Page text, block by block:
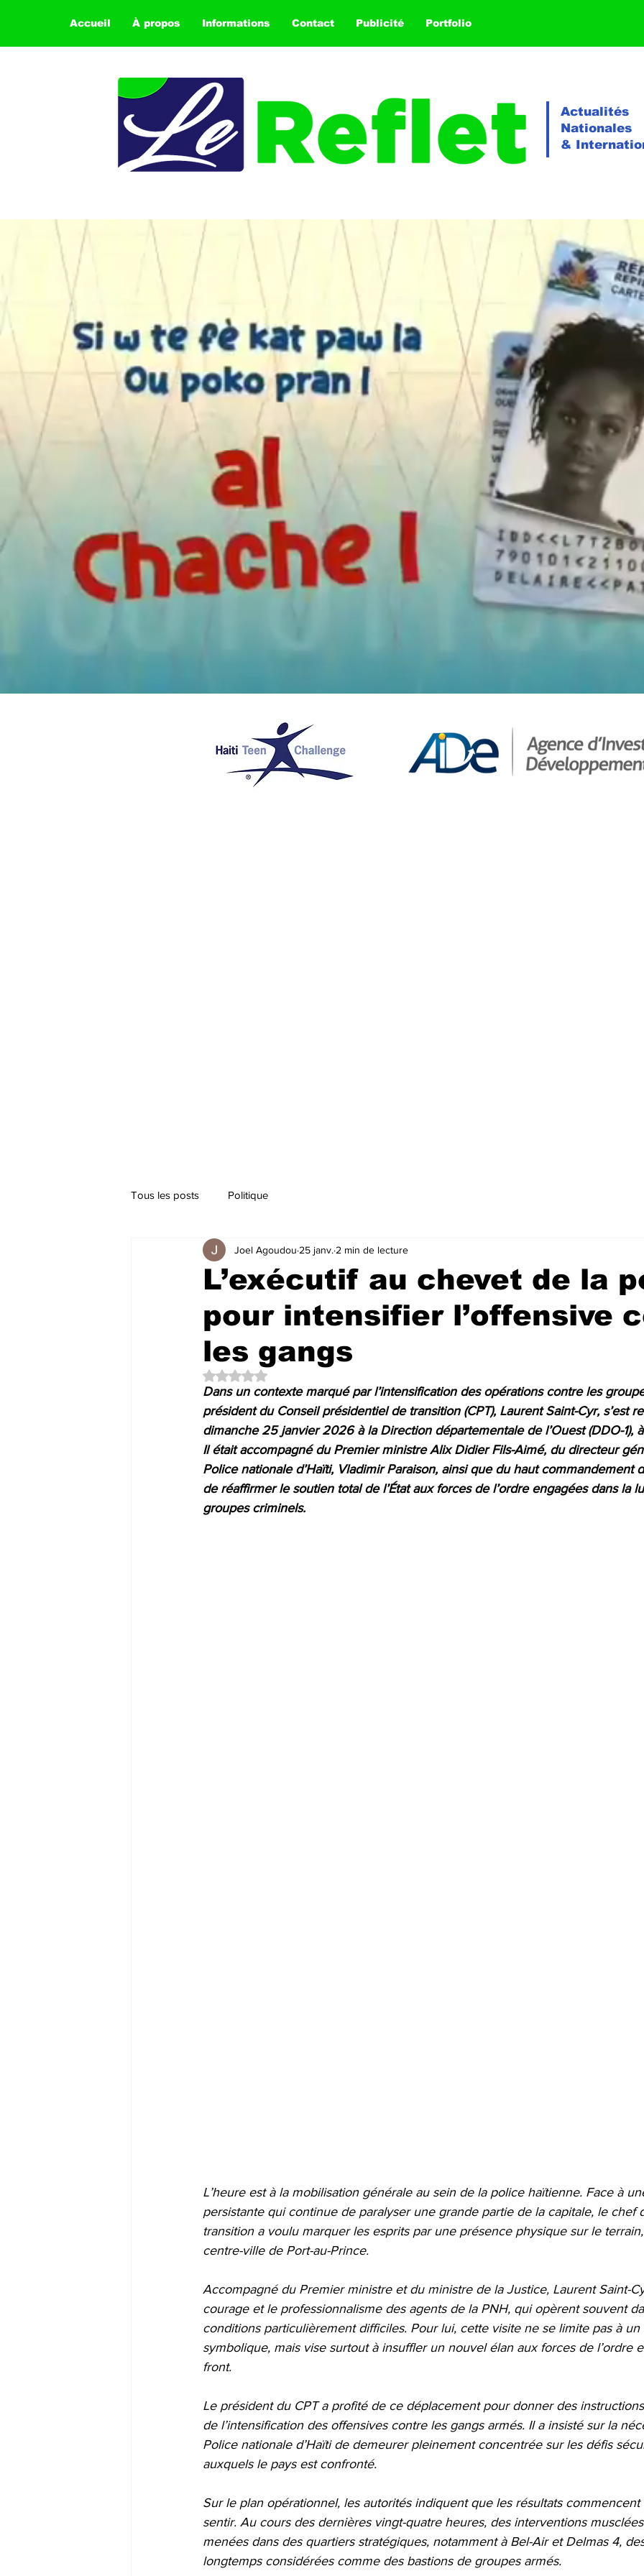
Accueil À propos Informations Contact Publicité Portfolio
Actualités
Nationales
&
Tous les posts Politique
L’exécutif au chevet de la
pour intensifier l’offensive
les gangs
Joel Agoudou 25 janv. 2 min de lecture
Noté NaN étoiles sur 5.
Dans un contexte marqué par l’intensification des opérations contre les
président du Conseil présidentiel de transition (CPT), Laurent Saint-Cyr, s’est
dimanche 25 janvier 2026 à la Direction départementale de l’Ouest (DDO-1),
Il était accompagné du Premier ministre Alix Didier Fils-Aimé, du directeur
Police nationale d’Haïti, Vladimir Paraison, ainsi que du haut commandement
de réaffirmer le soutien total de l’État aux forces de l’ordre engagées dans la
groupes criminels.
L’heure est à la mobilisation générale au sein de la police haïtienne. Face à
persistante qui continue de paralyser une grande partie de la capitale, le chef
transition a voulu marquer les esprits par une présence physique sur le
centre-ville de Port-au-Prince.
Accompagné du Premier ministre et du ministre de la Justice, Laurent Saint-
courage et le professionnalisme des agents de la PNH, qui opèrent souvent
conditions particulièrement difficiles. Pour lui, cette visite ne se limite pas à
symbolique, mais vise surtout à insuffler un nouvel élan aux forces de l’ordre
front.
Le président du CPT a profité de ce déplacement pour donner des
de l’intensification des offensives contre les gangs armés. Il a insisté sur la
Police nationale d’Haïti de demeurer pleinement concentrée sur les défis
auxquels le pays est confronté.
Sur le plan opérationnel, les autorités indiquent que les résultats commencent
sentir. Au cours des dernières vingt-quatre heures, des interventions
menées dans des quartiers stratégiques, notamment à Bel-Air et Delmas 4,
longtemps considérées comme des bastions de groupes armés.